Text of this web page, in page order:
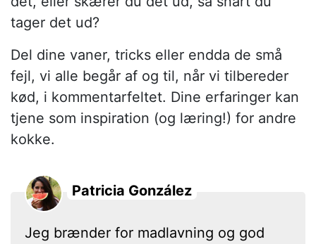
tager det ud?
Del dine vaner, tricks eller endda de små
fejl, vi alle begår af og til, når vi tilbereder
kød, i kommentarfeltet. Dine erfaringer kan
tjene som inspiration (og læring!) for andre
kokke.
Patricia González
Jeg brænder for madlavning og god